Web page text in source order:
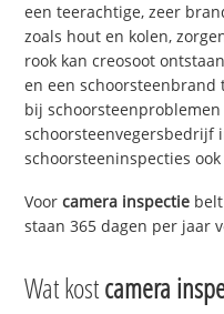
een teerachtige, zeer
zoals hout en kolen,
rook kan creosoot
en een schoorsteenbrand
bij
schoorsteenvegersbedrijf
schoorsteeninspecties
Voorcamera inspectie
staan 365 dagen per jaar
Wat kostcamera